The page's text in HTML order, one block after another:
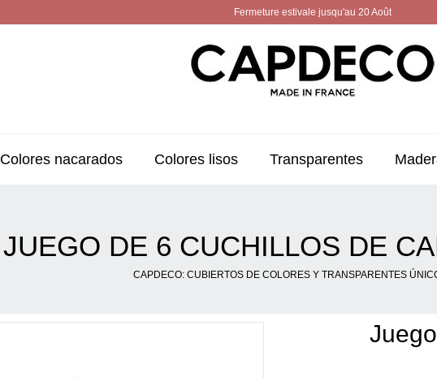
Fermeture estivale jusqu'au 20 Août
Colores nacarados Colores lisos Transparentes
JUEGO DE 6 CUCHILLOS DE
CAPDECO: CUBIERTOS DE COLORES Y TRANSPARENTES